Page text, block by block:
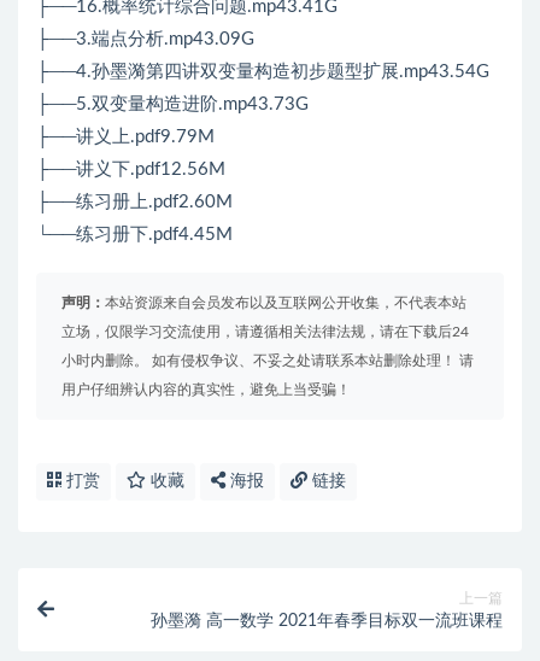
├──16.概率统计综合问题.mp43.41G
├──3.端点分析.mp43.09G
├──4.孙墨漪第四讲双变量构造初步题型扩展.mp43.54G
├──5.双变量构造进阶.mp43.73G
├──讲义上.pdf9.79M
├──讲义下.pdf12.56M
├──练习册上.pdf2.60M
└──练习册下.pdf4.45M
声明： 本站资源来自会员发布以及互联网公开收集，不代表本站
立场，仅限学习交流使用，请遵循相关法律法规，请在下载后24
小时内删除。 如有侵权争议、不妥之处请联系本站删除处理！ 请
用户仔细辨认内容的真实性，避免上当受骗！
打赏 收藏 海报 链接
上一篇
孙墨漪 高一数学 2021年春季目标双一流班课程